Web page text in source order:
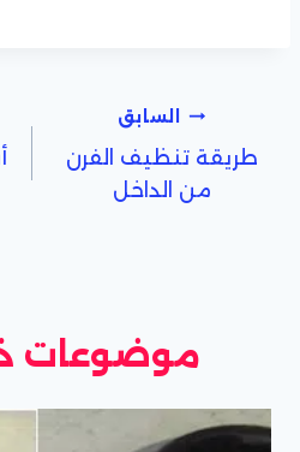
تصفّح
المقالات
السابق
طريقة تنظيف الفرن
من الداخل
موضوعات